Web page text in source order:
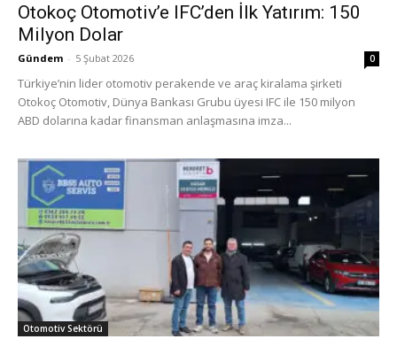
Otokoç Otomotiv’e IFC’den İlk Yatırım: 150
Milyon Dolar
Gündem - 5 Şubat 2026 0
Türkiye’nin lider otomotiv perakende ve araç kiralama şirketi
Otokoç Otomotiv, Dünya Bankası Grubu üyesi IFC ile 150 milyon
ABD dolarına kadar finansman anlaşmasına imza...
Otomotiv Sektörü